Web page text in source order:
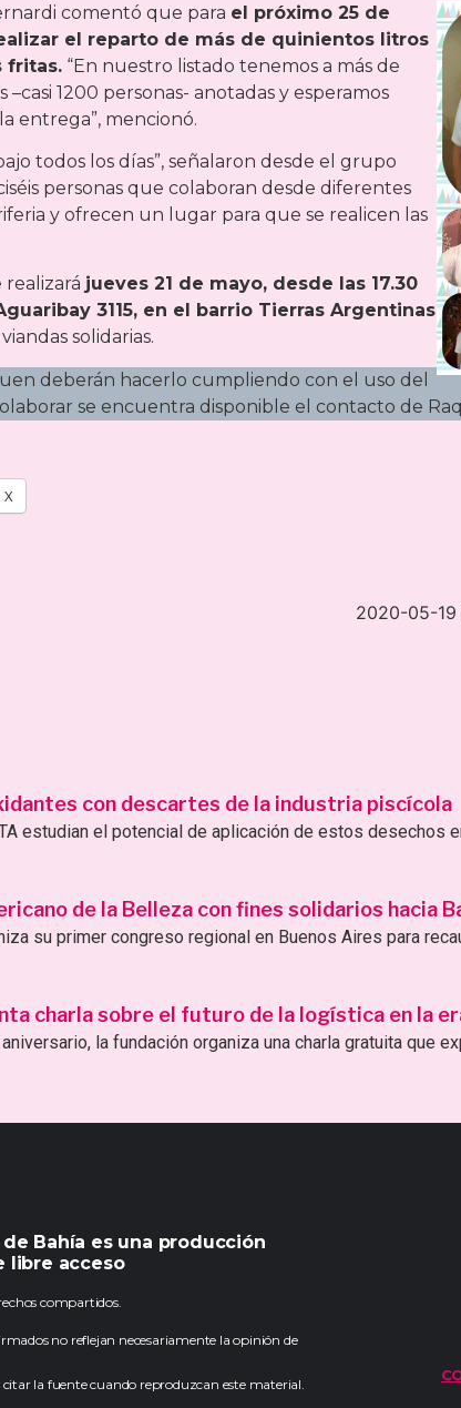
comentó que para el próximo 25 de
el reparto de más de quinientos litros
fritas. “En nuestro listado tenemos a más de
–casi 1200 personas- anotadas y esperamos
entrega”, mencionó.
todos los días”, señalaron desde el grupo
personas que colaboran desde diferentes
y ofrecen un lugar para que se realicen las
realizará jueves 21 de mayo, desde las 17.30
3115, en el barrio Tierras Argentinas
solidarias.
deberán hacerlo cumpliendo con el uso del
se encuentra disponible el contacto de
X
2020-05-19
con descartes de la industria piscícola
estudian el potencial de aplicación de estos desechos
de la Belleza con fines solidarios hacia
su primer congreso regional en Buenos Aires para
charla sobre el futuro de la logística en la
la fundación organiza una charla gratuita que
Bahía es una producción
libre acceso
compartidos.
no reflejan necesariamente la opinión de
la fuente cuando reproduzcan este material.